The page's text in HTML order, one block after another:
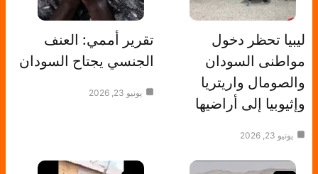
ليبيا تحظر دخول
مواطنى السودان
والصومال واريتريا
وإثيوبيا إلى أراضيها
يونيو 23, 2026
تقرير أممي: العنف
الجنسي يجتاح السودان
يونيو 23, 2026